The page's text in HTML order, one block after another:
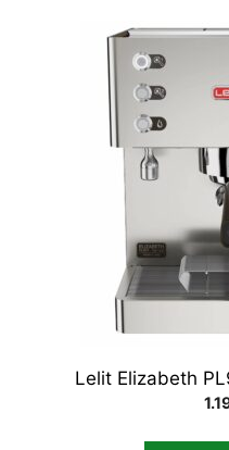
Lelit Elizabeth